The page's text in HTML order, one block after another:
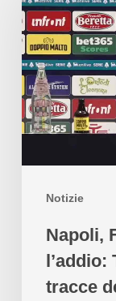
Notizie
Napoli,
l’addio:
tracce